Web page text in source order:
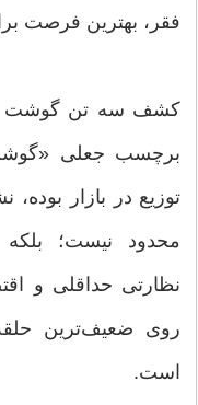
فقر، بهترین فرصت
کشف سه تن گوشت
برچسب جعلی «گوشت
توزیع در بازار
محدود نیست؛ بلکه
نظارتی حداقلی و
روی ضعیف‌ترین
است.